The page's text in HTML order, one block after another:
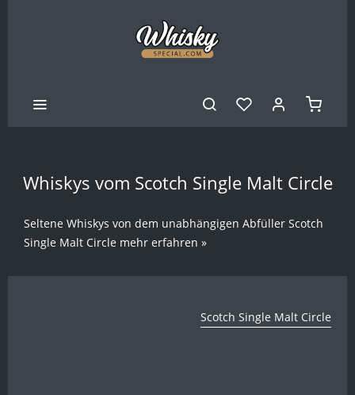
Whiskys vom Scotch Single Malt Circle
Seltene Whiskys von dem unabhängigen Abfüller Scotch
Single Malt Circle mehr erfahren »
Scotch Single Malt Circle